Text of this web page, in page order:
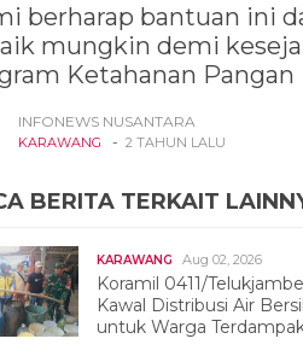
berharap bantuan ini
mungkin demi
Ketahanan
INFONEWS NUSANTARA
KARAWANG - 2 TAHUN LALU
BERITA TERKAIT
KARAWANG Aug 02, 2026
Koramil 0411/Telukjambe
Kawal Distribusi Air
untuk Warga